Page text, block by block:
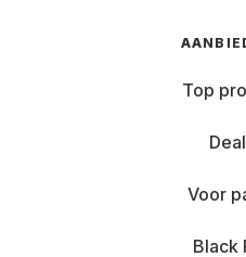
Top
Voor
Black